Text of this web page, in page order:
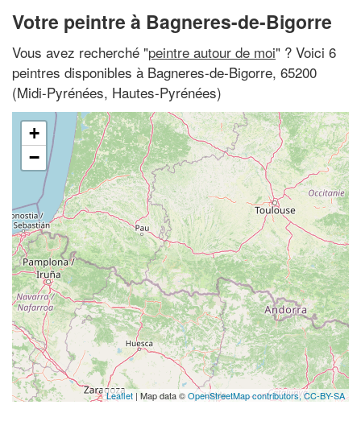
Votre peintre à Bagneres-de-Bigorre
Vous avez recherché "peintre autour de moi" ? Voici 6
peintres disponibles à Bagneres-de-Bigorre, 65200
(Midi-Pyrénées, Hautes-Pyrénées)
+
−
Leaflet | Map data ©OpenStreetMap contributors,CC-BY-SA